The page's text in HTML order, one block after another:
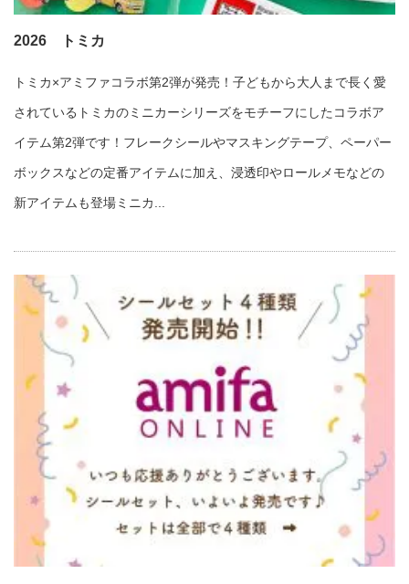
2026 トミカ
トミカ×アミファコラボ第2弾が発売！子どもから大人まで長く愛
されているトミカのミニカーシリーズをモチーフにしたコラボア
イテム第2弾です！フレークシールやマスキングテープ、ペーパー
ボックスなどの定番アイテムに加え、浸透印やロールメモなどの
新アイテムも登場ミニカ...